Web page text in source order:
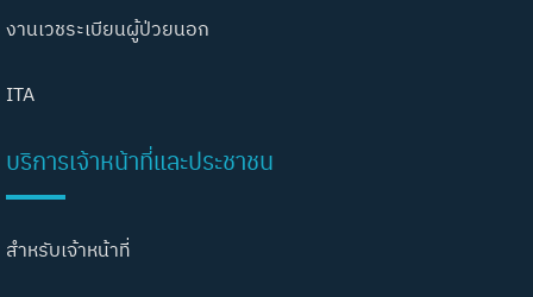
งานเวชระเบียนผู้ป่วยนอก
ITA
บริการเจ้าหน้าที่และประชาชน
สำหรับเจ้าหน้าที่